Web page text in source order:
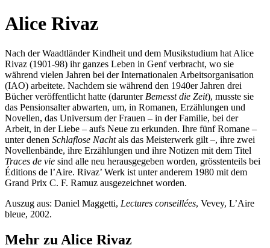
Alice Rivaz
Nach der Waadtländer Kindheit und dem Musikstudium hat Alice
Rivaz (1901-98) ihr ganzes Leben in Genf verbracht, wo sie
während vielen Jahren bei der Internationalen Arbeitsorganisation
(IAO) arbeitete. Nachdem sie während den 1940er Jahren drei
Bücher veröffentlicht hatte (darunter Bemesst die Zeit), musste sie
das Pensionsalter abwarten, um, in Romanen, Erzählungen und
Novellen, das Universum der Frauen – in der Familie, bei der
Arbeit, in der Liebe – aufs Neue zu erkunden. Ihre fünf Romane –
unter denen Schlaflose Nachtals das Meisterwerk gilt –, ihre zwei
Novellenbände, ihre Erzählungen und ihre Notizen mit dem Titel
Traces de vie sind alle neu herausgegeben worden, grösstenteils bei
Éditions de l’Aire. Rivaz’ Werk ist unter anderem 1980 mit dem
Grand Prix C. F. Ramuz ausgezeichnet worden.
Auszug aus: Daniel Maggetti, Lectures conseillées, Vevey, L’Aire
bleue, 2002.
Mehr zu Alice Rivaz